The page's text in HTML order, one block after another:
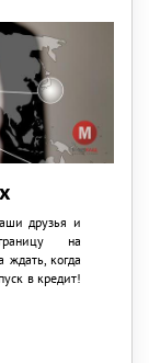
друзья и
на
ждать, когда
в кредит!